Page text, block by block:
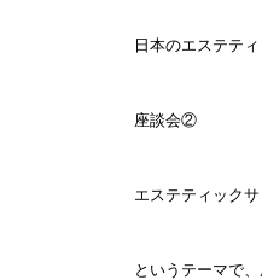
日本のエステテ
座談会②
エステティック
というテーマで